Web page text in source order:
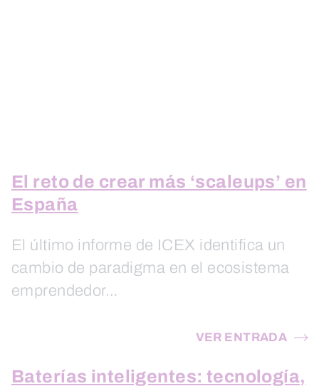
El reto de crear más ‘scaleups’ en
España
El último informe de ICEX identifica un
cambio de paradigma en el ecosistema
emprendedor…
VER ENTRADA
Baterías inteligentes: tecnología,